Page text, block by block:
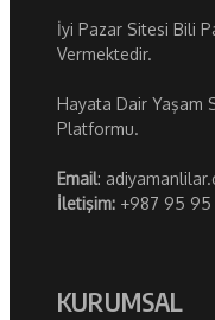
İyi Pazar Sitesi Bili
Vermektedir.
Hayata Dair Yaşam
Platformu.
Email:
İletişim: +987 95 95
KURUMSAL